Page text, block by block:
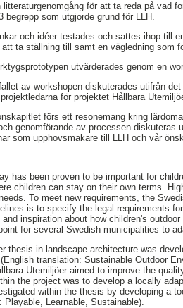
litteraturgenomgång för att ta reda på vad
begrepp som utgjorde grund för LLH.
och idéer testades och sattes ihop till
att ta ställning till samt en vägledning som
utvärderades genom en
av workshopen diskuterades utifrån
för projektet Hållbara
förs ett resonemang kring
genomförande av processen
som upphovsmakare till LLH och vår
has been proven to be important for
children can stay on their own terms.
To meet new requirements, the
is to specify the legal requirements
and inspiration about how children's
for several Swedish municipalities to
thesis in landscape architecture was
translation: Sustainable Outdoor
Utemiljöer aimed to improve the
the project was to develop a locally
within the thesis by developing a
Playable, Learnable, Sustainable).